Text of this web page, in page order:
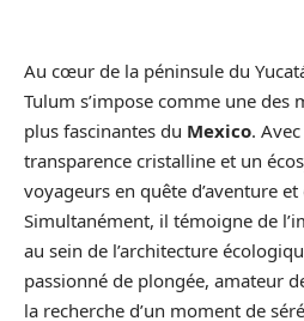
Au cœur de la péninsule du
Tulum s’impose comme une des
plus fascinantes du Mexico.
transparence cristalline et un
voyageurs en quête d’aventure
Simultanément, il témoigne de
au sein de l’architecture
passionné de plongée, amateur
la recherche d’un moment de